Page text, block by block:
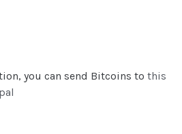
you can send Bitcoins to this